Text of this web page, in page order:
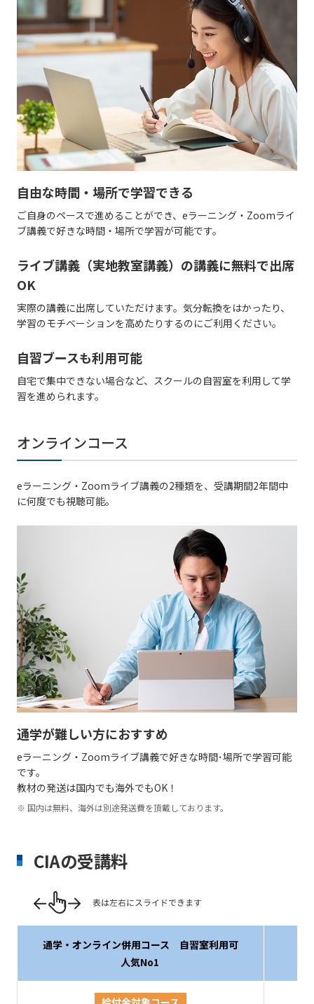
自由な時間・場所で学習できる
ご自身のペースで進めることができ、eラーニング・Zoomライ
ブ講義で好きな時間・場所で学習が可能です。
ライブ講義（実地教室講義）の講義に無料で出席
OK
実際の講義に出席していただけます。気分転換をはかったり、
学習のモチベーションを高めたりするのにご利用ください。
自習ブースも利用可能
自宅で集中できない場合など、スクールの自習室を利用して学
習を進められます。
オンラインコース
eラーニング・Zoomライブ講義の2種類を、受講期間2年間中
に何度でも視聴可能。
通学が難しい方におすすめ
eラーニング・Zoomライブ講義で好きな時間･場所で学習可能
です。
教材の発送は国内でも海外でもOK！
国内は無料、海外は別途発送費を頂戴しております。
CIAの受講料
通学・オンライン併用コース 自習室利用可
人気No1